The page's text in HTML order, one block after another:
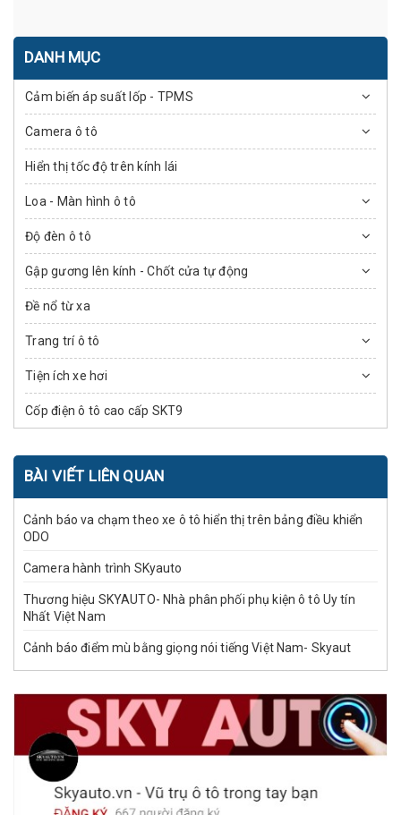
DANH MỤC
Cảm biến áp suất lốp - TPMS
Camera ô tô
Hiển thị tốc độ trên kính lái
Loa - Màn hình ô tô
Độ đèn ô tô
Gập gương lên kính - Chốt cửa tự động
Đề nổ từ xa
Trang trí ô tô
Tiện ích xe hơi
Cốp điện ô tô cao cấp SKT9
BÀI VIẾT LIÊN QUAN
Cảnh báo va chạm theo xe ô tô hiển thị trên bảng điều khiển
ODO
Camera hành trình SKyauto
Thương hiệu SKYAUTO- Nhà phân phối phụ kiện ô tô Uy tín
Nhất Việt Nam
Cảnh báo điểm mù bằng giọng nói tiếng Việt Nam- Skyaut